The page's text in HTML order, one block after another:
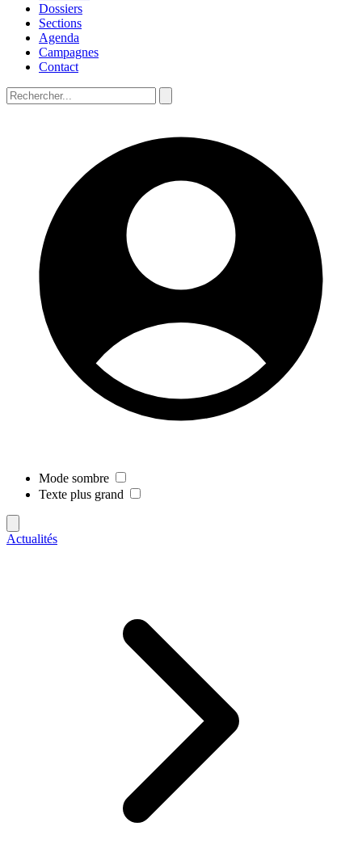
Dossiers
Sections
Agenda
Campagnes
Contact
Mode sombre
Texte plus grand
Actualités